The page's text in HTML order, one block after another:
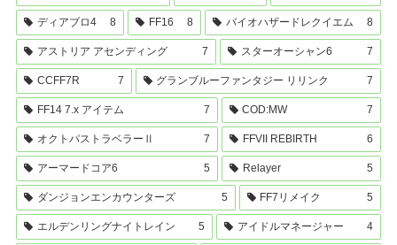
ディアブロ4 8 FF16 8 バイオハザードレクイエム 8
アストリア アセンディング 7 スターオーシャン6 7
CCFF7R 7 グランブルーファンタジー リリンク 7
FF14 7.x アイテム 7 COD:MW 7
オクトパストラベラーⅡ 7 FFVII REBIRTH 6
アーマードコア6 5 Relayer 5
ダンジョンエンカウンターズ 5 FF7リメイク 5
エルデンリングナイトレイン 5 アイドルマネージャー 4